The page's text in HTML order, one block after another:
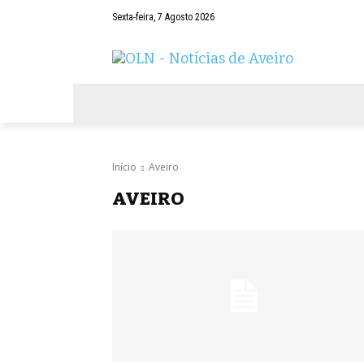
Sexta-feira, 7 Agosto 2026
Início Aveiro
AVEIRO